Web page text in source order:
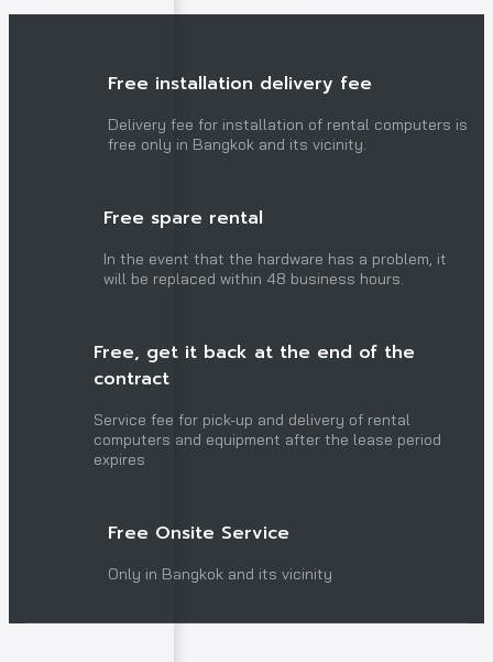
Free installation delivery fee
Delivery fee for installation of rental computers is
free only in Bangkok and its vicinity.
Free spare rental
In the event that the hardware has a problem, it
will be replaced within 48 business hours.
Free, get it back at the end of the
contract
Service fee for pick-up and delivery of rental
computers and equipment after the lease period
expires
Free Onsite Service
Only in Bangkok and its vicinity